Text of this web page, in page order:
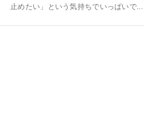
止めたい」という気持ちでいっぱいで...